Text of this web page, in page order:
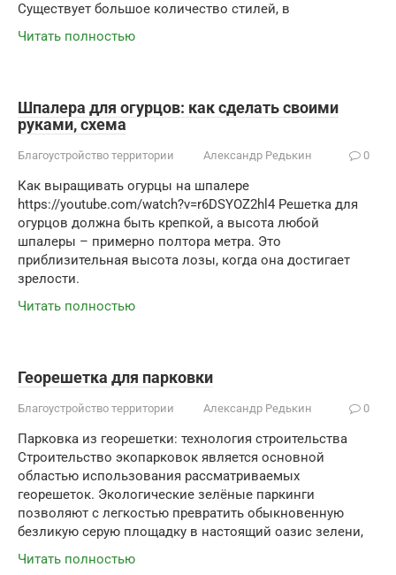
Существует большое количество стилей, в
Читать полностью
Шпалера для огурцов: как сделать своими
руками, схема
Благоустройство территории Александр Редькин 0
Как выращивать огурцы на шпалере
https://youtube.com/watch?v=r6DSYOZ2hl4 Решетка для
огурцов должна быть крепкой, а высота любой
шпалеры – примерно полтора метра. Это
приблизительная высота лозы, когда она достигает
зрелости.
Читать полностью
Георешетка для парковки
Благоустройство территории Александр Редькин 0
Парковка из георешетки: технология строительства
Строительство экопарковок является основной
областью использования рассматриваемых
георешеток. Экологические зелёные паркинги
позволяют с легкостью превратить обыкновенную
безликую серую площадку в настоящий оазис зелени,
Читать полностью